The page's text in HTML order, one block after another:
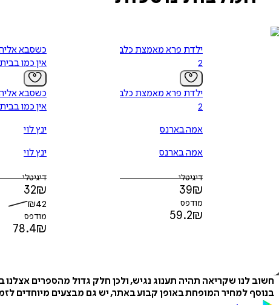
ילדת פרא מאמצת כלב -
2
ילדת פרא מאמצת כלב -
2
אמה בארנס
אמה בארנס
דיגיטלי
39₪
מודפס
59.2₪
אין כמו בבית
אין כמו בבית
ינץ לוי
ינץ לוי
דיגיטלי
32₪
₪42
מודפס
78.4₪
חשוב לנו שקריאה תהיה תענוג נגיש, ולכן חלק גדול מהספרים
בנוסף למחיר המופחת באופן קבוע באתר, יש גם מבצעים מיוחדים